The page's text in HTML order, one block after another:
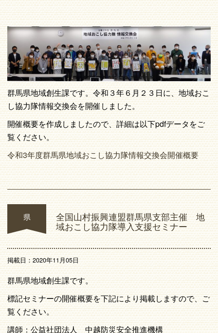
群馬県地域創生課です。令和３年６月２３日に、地域おこ
し協力隊情報交換会を開催しました。
開催概要を作成しましたので、詳細は以下pdfデータをご
覧ください。
令和3年度群馬県地域おこし協力隊情報交換会開催概要
県 全国山村振興連盟群馬県支部主催 地
域おこし協力隊導入支援セミナー
掲載日：2020年11月05日
群馬県地域創生課です。
標記セミナーの開催概要を下記により掲載しますので、ご
覧ください。
講師：公益社団法人 中越防災安全推進機構